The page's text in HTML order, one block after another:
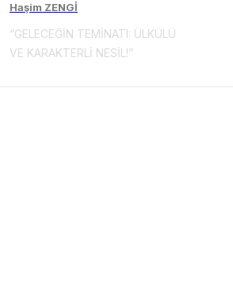
Haşim ZENGİ
“GELECEĞİN TEMİNATI: ÜLKÜLÜ
VE KARAKTERLİ NESİL!”